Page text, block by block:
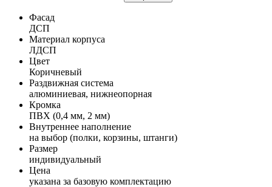
Фасад
ДСП
Материал корпуса
ЛДСП
Цвет
Коричневый
Раздвижная система
алюминиевая, нижнеопорная
Кромка
ПВХ (0,4 мм, 2 мм)
Внутреннее наполнение
на выбор (полки, корзины, штанги)
Размер
индивидуальный
Цена
указана за базовую комплектацию